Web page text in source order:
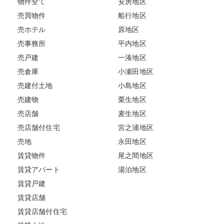
売買物件
売ホテル
売事務所
売戸建
売倉庫
売建付土地
売建物
売店舗
売店舗付住宅
売地
賃貸物件
賃貸アパート
賃貸戸建
賃貸店舗
賃貸店舗付住宅
船行地区
原地区
平内地区
一湊地区
小瀬田地区
小島地区
栗生地区
麦生地区
宮之浦地区
永田地区
尾之間地区
湯泊地区